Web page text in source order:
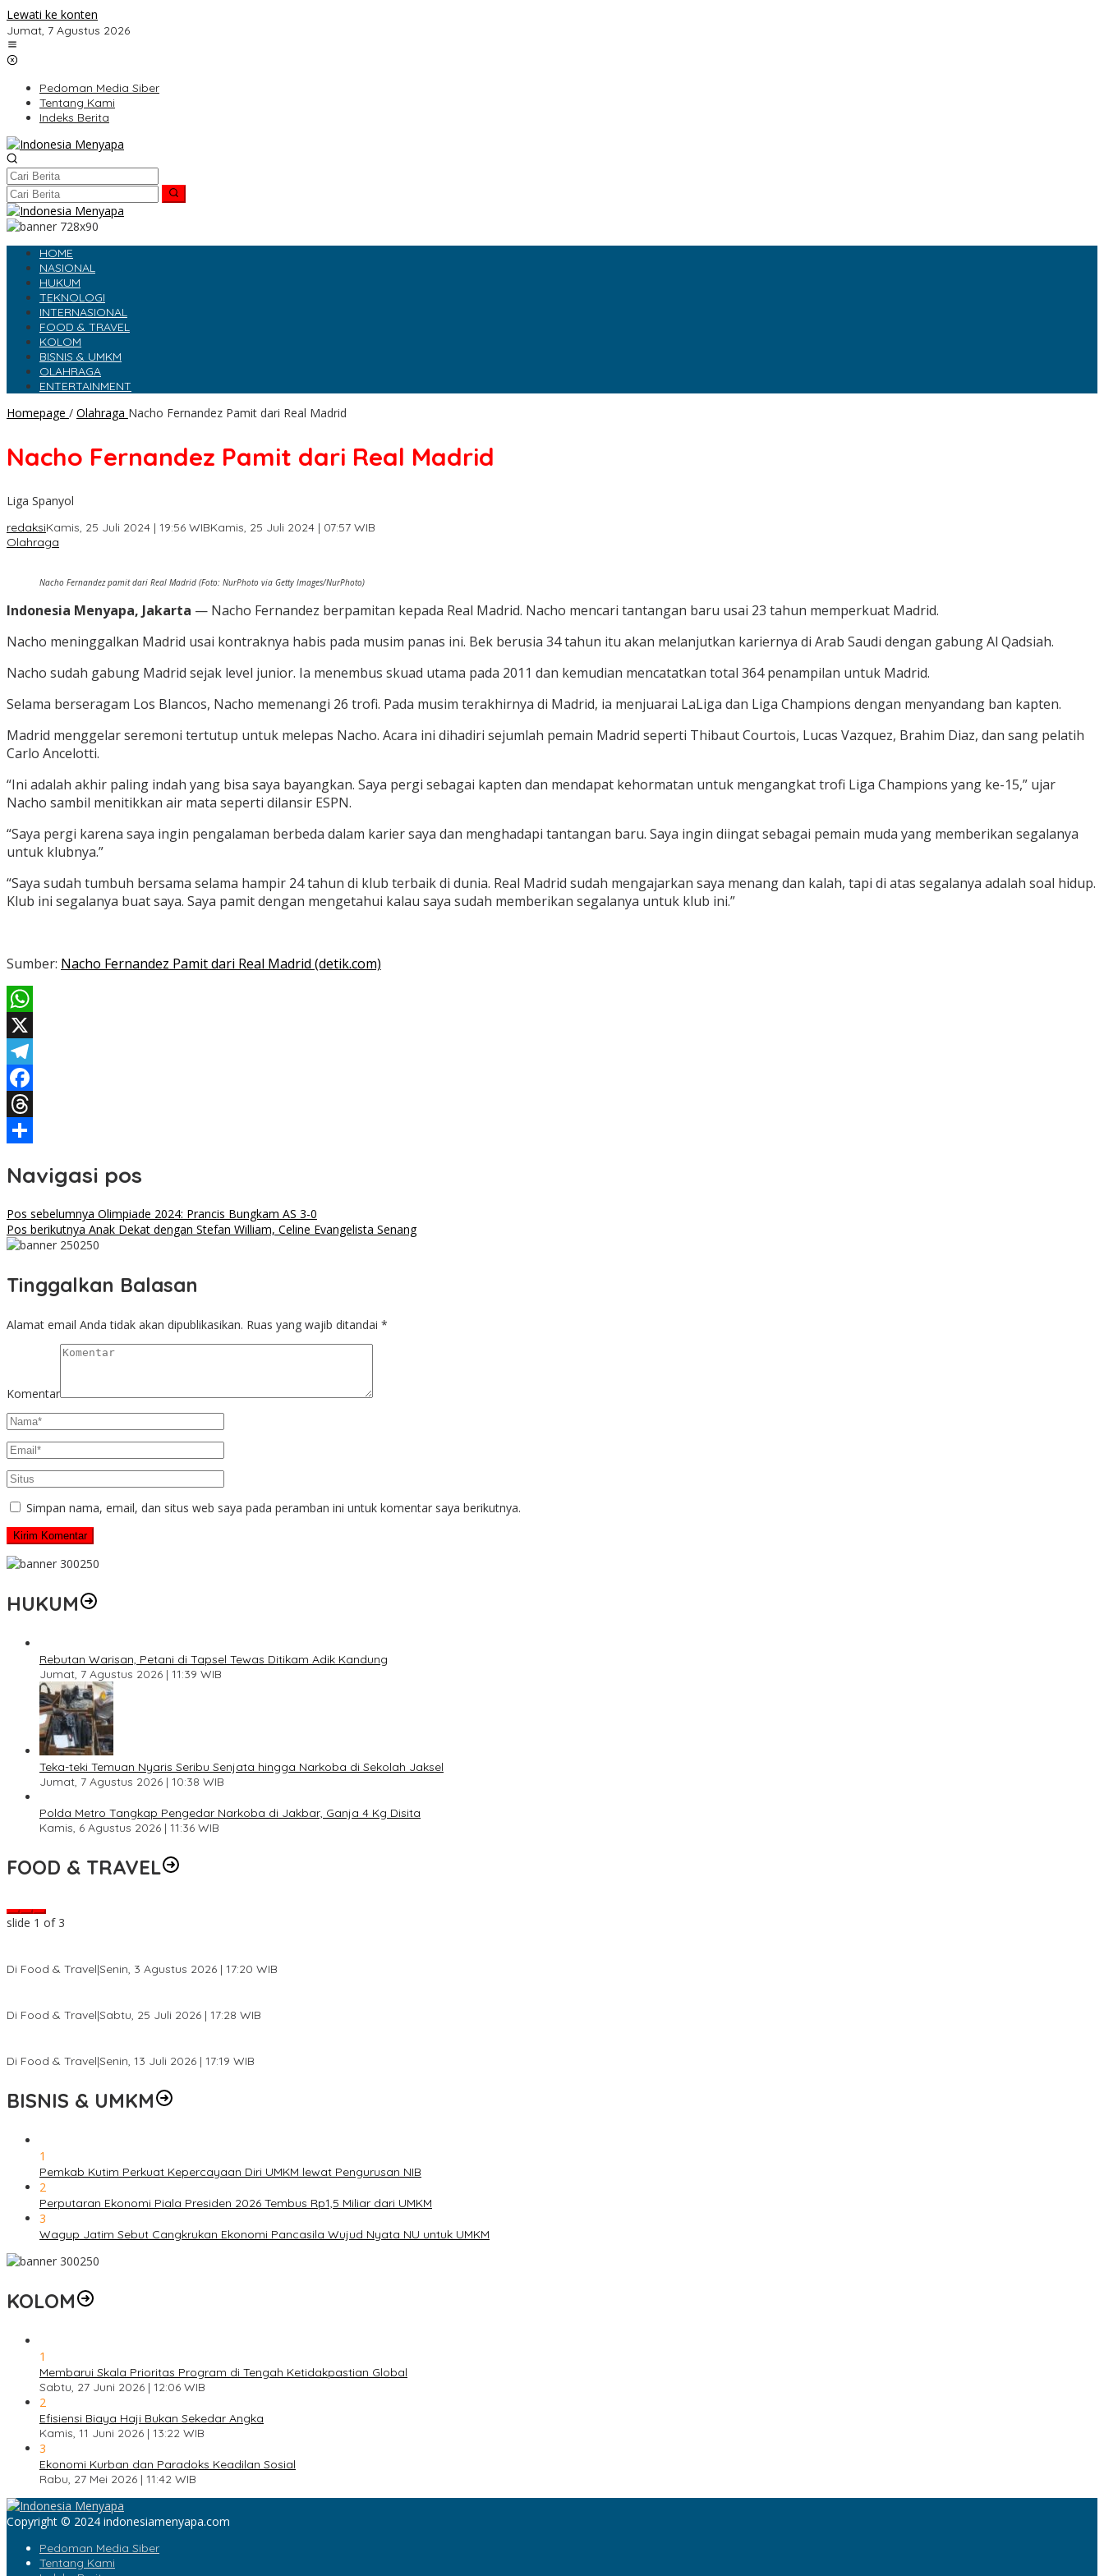
Lewati ke konten
Jumat, 7 Agustus 2026
Pedoman Media Siber
Tentang Kami
Indeks Berita
HOME
NASIONAL
HUKUM
TEKNOLOGI
INTERNASIONAL
FOOD & TRAVEL
KOLOM
BISNIS & UMKM
OLAHRAGA
ENTERTAINMENT
Homepage / Olahraga Nacho Fernandez Pamit dari Real Madrid
Nacho Fernandez Pamit dari Real Madrid
Liga Spanyol
redaksiKamis, 25 Juli 2024 | 19:56 WIBKamis, 25 Juli 2024 | 07:57 WIB
Olahraga
Nacho Fernandez pamit dari Real Madrid (Foto: NurPhoto via Getty Images/NurPhoto)
Indonesia Menyapa, Jakarta — Nacho Fernandez berpamitan kepada Real Madrid. Nacho mencari tantangan baru usai 23 tahun memperkuat Madrid.
Nacho meninggalkan Madrid usai kontraknya habis pada musim panas ini. Bek berusia 34 tahun itu akan melanjutkan kariernya di Arab Saudi dengan gabung Al Qadsiah.
Nacho sudah gabung Madrid sejak level junior. Ia menembus skuad utama pada 2011 dan kemudian mencatatkan total 364 penampilan untuk Madrid.
Selama berseragam Los Blancos, Nacho memenangi 26 trofi. Pada musim terakhirnya di Madrid, ia menjuarai LaLiga dan Liga Champions dengan menyandang ban kapten.
Madrid menggelar seremoni tertutup untuk melepas Nacho. Acara ini dihadiri sejumlah pemain Madrid seperti Thibaut Courtois, Lucas Vazquez, Brahim Diaz, dan sang pelatih
Carlo Ancelotti.
“Ini adalah akhir paling indah yang bisa saya bayangkan. Saya pergi sebagai kapten dan mendapat kehormatan untuk mengangkat trofi Liga Champions yang ke-15,” ujar
Nacho sambil menitikkan air mata seperti dilansir ESPN.
“Saya pergi karena saya ingin pengalaman berbeda dalam karier saya dan menghadapi tantangan baru. Saya ingin diingat sebagai pemain muda yang memberikan segalanya
untuk klubnya.”
“Saya sudah tumbuh bersama selama hampir 24 tahun di klub terbaik di dunia. Real Madrid sudah mengajarkan saya menang dan kalah, tapi di atas segalanya adalah soal hidup.
Klub ini segalanya buat saya. Saya pamit dengan mengetahui kalau saya sudah memberikan segalanya untuk klub ini.”
Sumber: Nacho Fernandez Pamit dari Real Madrid (detik.com)
WhatsApp
X
Telegram
Facebook
Threads
Navigasi pos
Pos sebelumnya Olimpiade 2024: Prancis Bungkam AS 3-0
Pos berikutnya Anak Dekat dengan Stefan William, Celine Evangelista Senang
Tinggalkan Balasan
Alamat email Anda tidak akan dipublikasikan. Ruas yang wajib ditandai *
Komentar
Simpan nama, email, dan situs web saya pada peramban ini untuk komentar saya berikutnya.
HUKUM
Rebutan Warisan, Petani di Tapsel Tewas Ditikam Adik Kandung
Jumat, 7 Agustus 2026 | 11:39 WIB
Teka-teki Temuan Nyaris Seribu Senjata hingga Narkoba di Sekolah Jaksel
Jumat, 7 Agustus 2026 | 10:38 WIB
Polda Metro Tangkap Pengedar Narkoba di Jakbar, Ganja 4 Kg Disita
Kamis, 6 Agustus 2026 | 11:36 WIB
FOOD & TRAVEL
slide 2 of 3
BISNIS & UMKM
1
Pemkab Kutim Perkuat Kepercayaan Diri UMKM lewat Pengurusan NIB
2
Perputaran Ekonomi Piala Presiden 2026 Tembus Rp1,5 Miliar dari UMKM
3
Wagup Jatim Sebut Cangkrukan Ekonomi Pancasila Wujud Nyata NU untuk UMKM
KOLOM
1
Membarui Skala Prioritas Program di Tengah Ketidakpastian Global
Sabtu, 27 Juni 2026 | 12:06 WIB
2
Efisiensi Biaya Haji Bukan Sekedar Angka
Kamis, 11 Juni 2026 | 13:22 WIB
3
Ekonomi Kurban dan Paradoks Keadilan Sosial
Rabu, 27 Mei 2026 | 11:42 WIB
Copyright © 2024 indonesiamenyapa.com
Pedoman Media Siber
Tentang Kami